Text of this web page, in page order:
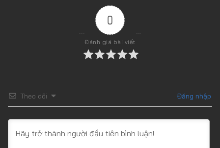
0
Đánh giá bài viết
Theo dõi Đăng nhập